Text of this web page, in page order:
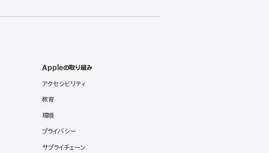
Appleの取り組み
アクセシビリティ
教育
環境
プライバシー
サプライチェーン